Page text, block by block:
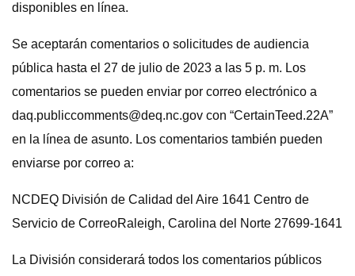
disponibles en línea.
Se aceptarán comentarios o solicitudes de audiencia
pública hasta el 27 de julio de 2023 a las 5 p. m. Los
comentarios se pueden enviar por correo electrónico a
daq.publiccomments@deq.nc.gov con “CertainTeed.22A”
en la línea de asunto. Los comentarios también pueden
enviarse por correo a:
NCDEQ División de Calidad del Aire 1641 Centro de
Servicio de CorreoRaleigh, Carolina del Norte 27699-1641
La División considerará todos los comentarios públicos